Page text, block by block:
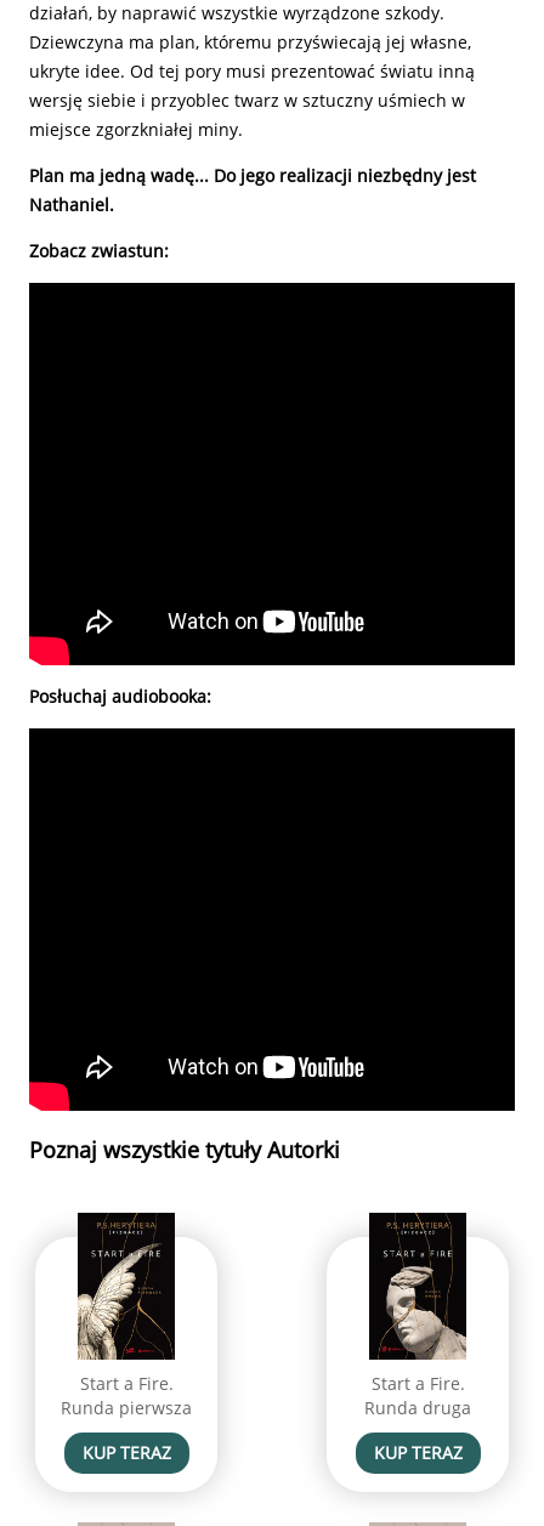
działań, by naprawić wszystkie wyrządzone szkody.
Dziewczyna ma plan, któremu przyświecają jej własne,
ukryte idee. Od tej pory musi prezentować światu inną
wersję siebie i przyoblec twarz w sztuczny uśmiech w
miejsce zgorzkniałej miny.
Plan ma jedną wadę... Do jego realizacji niezbędny jest
Nathaniel.
Zobacz zwiastun:
Posłuchaj audiobooka:
Poznaj wszystkie tytuły Autorki
Start a Fire.
Runda pierwsza
KUP TERAZ
Start a Fire.
Runda druga
KUP TERAZ